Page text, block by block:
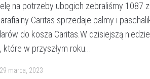
na potrzeby ubogich zebraliśmy 1087
Caritas sprzedaje palmy i
do kosza Caritas.W dzisiejszą
w przyszłym roku...
29 marca, 2023